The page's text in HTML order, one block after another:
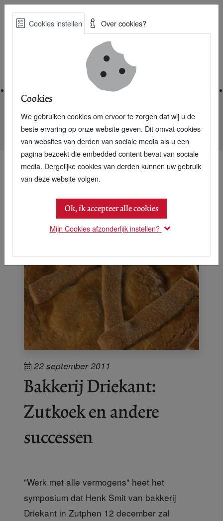
Skip
Best Practices voor een duurzame toekomst
Nieuwsarchief
Bakkerij Driekant: Zutkoek en andere successen
22 september 2011
Bakkerij Driekant:
Zutkoek en andere
successen
"Werk met alle vermogens" heet het
symposium dat Henk Smit van bakkerij
Driekant in Zutphen 12 december zal
Cookies instellen Over cookies?
Cookies
We gebruiken cookies om ervoor te zorgen dat wij u de
beste ervaring op onze website geven. Dit omvat cookies
van websites van derden van sociale media als u een
pagina bezoekt die embedded content bevat van sociale
media. Dergelijke cookies van derden kunnen uw gebruik
van deze website volgen.
Ok, ik accepteer alle cookies
Mijn Cookies afzonderlijk instellen?